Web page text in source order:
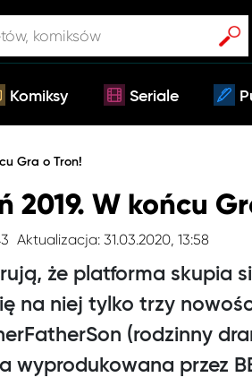
Komiksy Seriale
Gra o Tron!
2019. W końcu
Aktualizacja: 31.03.2020, 13:58
że platforma skupia
na niej tylko trzy
(rodzinny
wyprodukowana przez